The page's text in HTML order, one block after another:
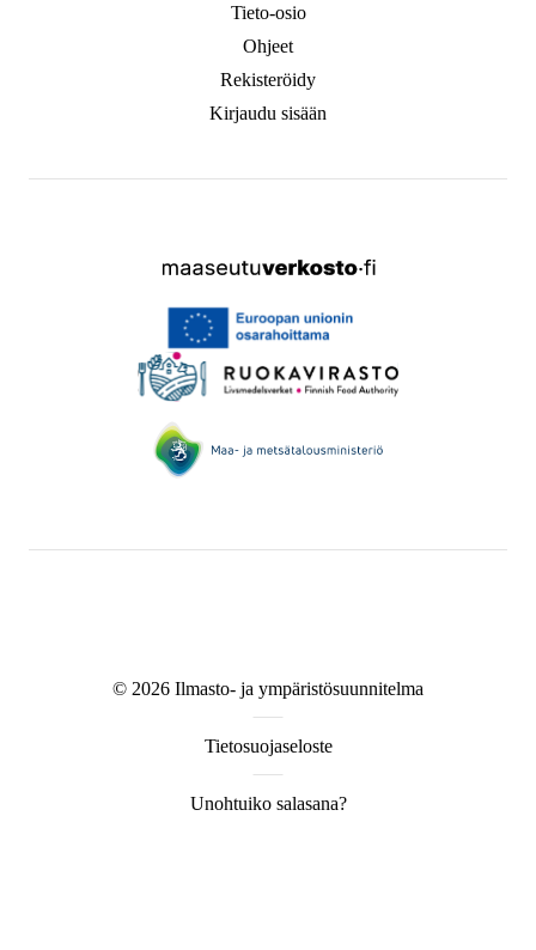
Tieto-osio
Ohjeet
Rekisteröidy
Kirjaudu sisään
© 2026 Ilmasto- ja ympäristösuunnitelma
Tietosuojaseloste
Unohtuiko salasana?